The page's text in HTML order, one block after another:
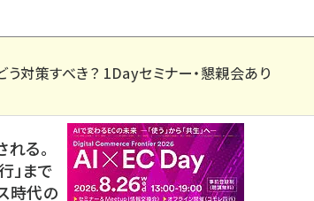
対策すべき？ 1Dayセミナー・懇親会あり
る。
」まで
時代の